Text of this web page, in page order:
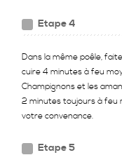
Etape 4
Dans la même poêle,
cuire 4 minutes à feu
Champignons et les
2 minutes toujours à feu
votre convenance.
Etape 5